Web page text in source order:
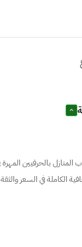
بالحرفيين المهرة
الكاملة في السعر